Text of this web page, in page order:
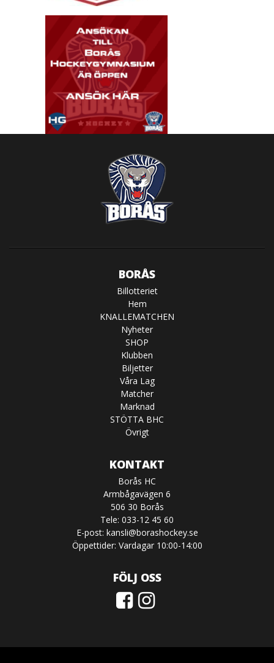
BORÅS
Billotteriet
Hem
KNALLEMATCHEN
Nyheter
SHOP
Klubben
Biljetter
Våra Lag
Matcher
Marknad
STÖTTA BHC
Övrigt
KONTAKT
Borås HC
Armbågavägen 6
506 30 Borås
Tele: 033-12 45 60
E-post: kansli@borashockey.se
Öppettider: Vardagar 10:00-14:00
FÖLJ OSS